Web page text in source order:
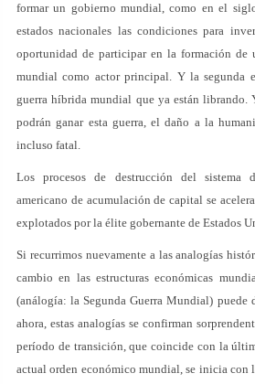
formar un gobierno mundial, como en el
estados nacionales las condiciones para
oportunidad de participar en la formación de
mundial como actor principal. Y la segunda
guerra híbrida mundial que ya están librando.
podrán ganar esta guerra, el daño a la
incluso fatal.
Los procesos de destrucción del sistema
americano de acumulación de capital se
explotados por la élite gobernante de Estados
Si recurrimos nuevamente a las analogías
cambio en las estructuras económicas
(análogía: la Segunda Guerra Mundial) puede
ahora, estas analogías se confirman
período de transición, que coincide con la
actual orden económico mundial, se inicia con